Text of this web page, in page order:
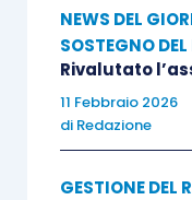
NEWS DEL
SOSTEGNO
Rivalutato
11 Febbraio 2026
di Redazione
GESTIONE DEL